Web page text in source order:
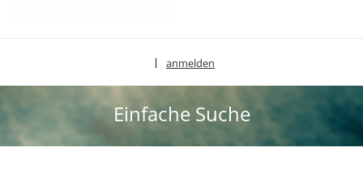
anmelden
Einfache Suche